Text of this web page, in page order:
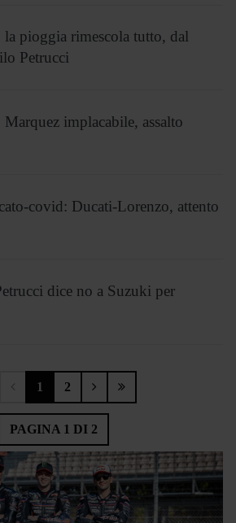
pioggia rimescola tutto, dal
Petrucci
implacabile, assalto
covid: Ducati-Lorenzo, attento
dice no a Suzuki per
PAGINA 1 DI 2
1 2